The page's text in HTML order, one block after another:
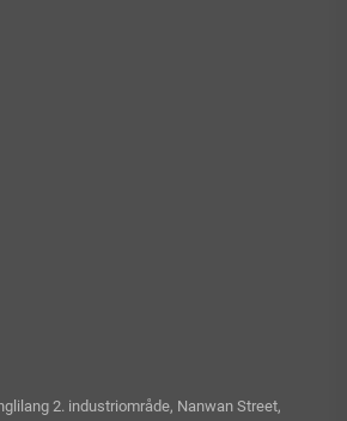
2. industriområde, Nanwan Street,